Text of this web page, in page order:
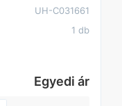
UH-C031661
1 db
Egyedi ár